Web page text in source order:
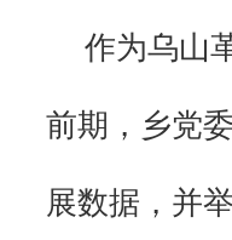
作为乌山
前期，乡党
展数据，并